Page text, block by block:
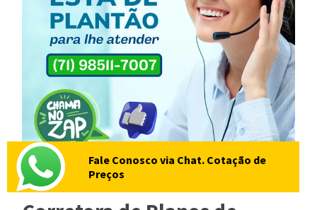
Fale Conosco via Chat. Cotação de
Preços